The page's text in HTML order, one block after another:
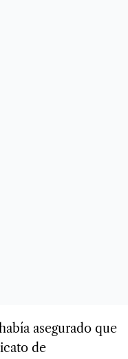
asegurado que
de